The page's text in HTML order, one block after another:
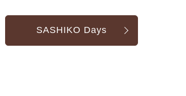
SASHIKO Days